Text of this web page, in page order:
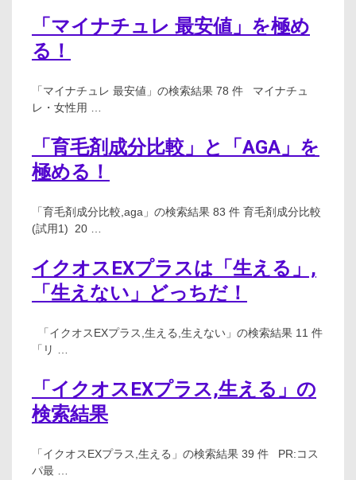
「マイナチュレ 最安値」を極め
る！
「マイナチュレ 最安値」の検索結果 78 件 マイナチュ
レ・女性用 …
「育毛剤成分比較」と「AGA」を
極める！
「育毛剤成分比較,aga」の検索結果 83 件 育毛剤成分比較
(試用1) 20 …
イクオスEXプラスは「生える」,
「生えない」どっちだ！
「イクオスEXプラス,生える,生えない」の検索結果 11 件
「リ …
「イクオスEXプラス,生える」の
検索結果
「イクオスEXプラス,生える」の検索結果 39 件 PR:コス
パ最 …